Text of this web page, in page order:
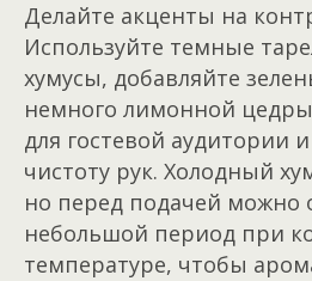
Делайте акценты на
Используйте темные
хумусы, добавляйте
немного лимонной
для гостевой аудитории
чистоту рук. Холодный
но перед подачей можно
небольшой период при
температуре, чтобы